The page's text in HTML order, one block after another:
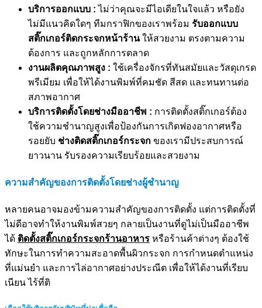
บริการออกแบบ : ไม่ว่าคุณจะมีไอเดียในใจแล้ว หรือยัง
ไม่มีแนวคิดใดๆ ทีมกราฟิกของเราพร้อม รับออกแบบ
สติ๊กเกอร์ติดกระจกหน้าร้านให้สวยงาม ตรงตามความ
ต้องการ และถูกหลักการตลาด
งานผลิตคุณภาพสูง : ใช้เครื่องจักรที่ทันสมัยและวัสดุเกรด
พรีเมียม เพื่อให้ได้งานพิมพ์ที่คมชัด สีสด และทนทานต่อ
สภาพอากาศ
บริการติดตั้งโดยช่างมืออาชีพ : การติดตั้งสติ๊กเกอร์ต้อง
ใช้ความชำนาญสูงเพื่อป้องกันการเกิดฟองอากาศหรือ
รอยยับ ช่างติดสติ๊กเกอร์กระจก ของเรามีประสบการณ์
ยาวนาน รับรองความเรียบร้อยและสวยงาม
ความสำคัญของการติดตั้งโดยช่างผู้ชำนาญ
หลายคนอาจมองข้ามความสำคัญของการติดตั้ง แต่การติดตั้งที่
ไม่ดีอาจทำให้งานพิมพ์สวยๆ กลายเป็นงานที่ดูไม่เป็นมืออาชีพ
ได้ ติดตั้งสติ๊กเกอร์กระจกร้านอาหาร หรือร้านค้าต่างๆ ต้องใช้
ทักษะในการทำความสะอาดพื้นผิวกระจก การกำหนดตำแหน่ง
ที่แม่นยำ และการไล่อากาศอย่างประณีต เพื่อให้ได้งานที่เรียบ
เนียน ไร้ที่ติ